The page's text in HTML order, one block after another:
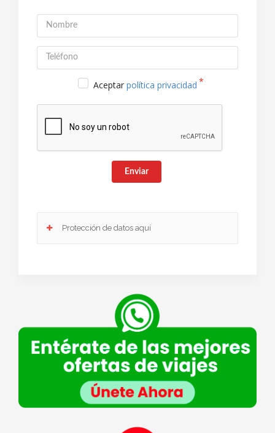
Aceptarpolítica privacidad
Enviar
Protección de datos aquí
respuesta a la consulta planteada.
: Consentimiento del interesado.
: Plataforma de Mail marketing-Empresas del grupo CEA.
Información adicional: En laPolítica de Privacidadde VIAJESCEA
encontrarás información adicional sobre la recopilación y el uso de su
información personal por parte de VIAJESCEA, incluida información sobre
acceso, conservación, rectificación, eliminación, seguridad y otros temas.